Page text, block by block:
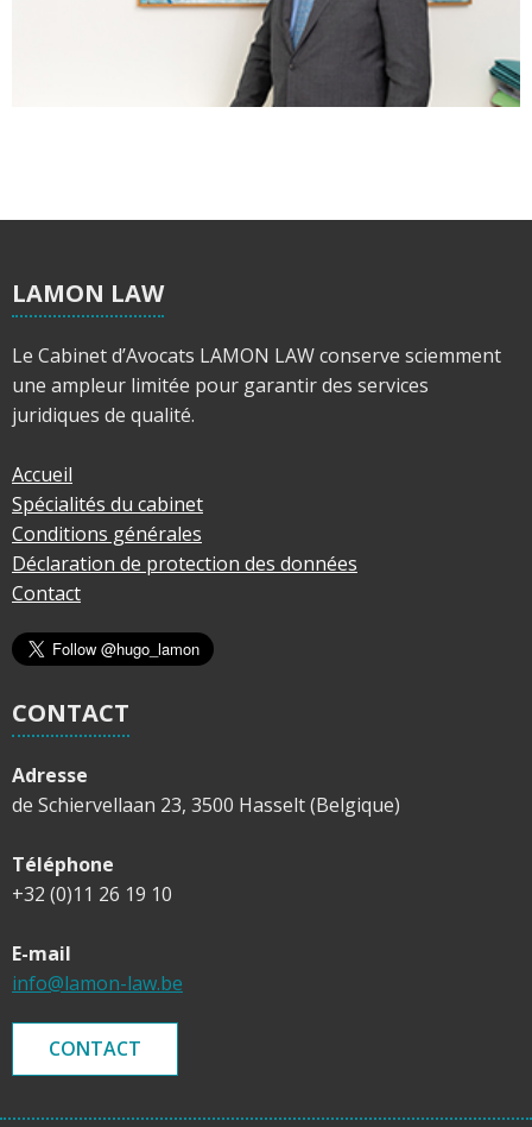
LAMON LAW
Le Cabinet d’Avocats LAMON LAW conserve sciemment
une ampleur limitée pour garantir des services
juridiques de qualité.
Accueil
Spécialités du cabinet
Conditions générales
Déclaration de protection des données
Contact
CONTACT
Adresse
de Schiervellaan 23, 3500 Hasselt (Belgique)
Téléphone
+32 (0)11 26 19 10
E-mail
info@lamon-law.be
CONTACT